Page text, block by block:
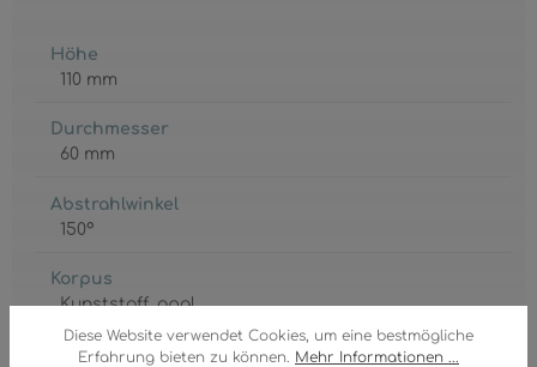
Diese Website verwendet Cookies, um eine bestmögliche
Erfahrung bieten zu können. Mehr Informationen ...
Höhe
110 mm
Durchmesser
60 mm
Abstrahlwinkel
150°
Korpus
Kunststoff, opal
GTIN/EAN: